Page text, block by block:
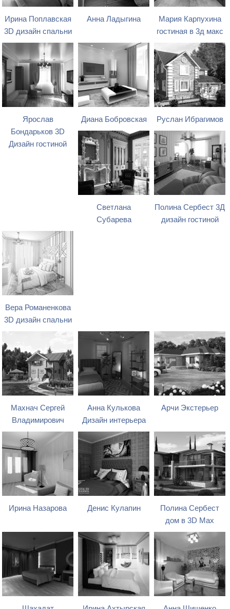
Ирина Поплавская
3D дизайн спальни
Анна Ладыгина
Мария Карпухина
гостиная в 3д макс
Ярослав
Бондарьков 3D
Дизайн гостиной
Диана Бобровская Руслан Ибрагимов
Светлана
Субарева
Полина Сербест 3Д
дизайн гостиной
Вера Романенкова
3D дизайн спальни
Махнач Сергей
Владимирович
Анна Кулькова
Дизайн интерьера
Арчи Экстерьер
Ирина Назарова Денис Кулапин
Полина Сербест
дом в 3D Max